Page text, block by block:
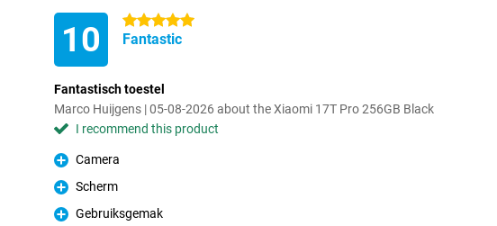
10 5 stars
Fantastic
Fantastisch toestel
Marco Huijgens | 05-08-2026 about the Xiaomi 17T Pro 256GB Black
I recommend this product
Pro
Camera
Pro
Scherm
Gebruiksgemak